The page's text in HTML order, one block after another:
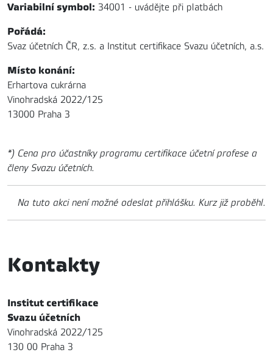
Variabilní symbol: 34001 - uvádějte při platbách
Pořádá:
Svaz účetních ČR, z.s. a Institut certifikace Svazu účetních, a.s.
Místo konání:
Erhartova cukrárna
Vinohradská 2022/125
13000 Praha 3
*) Cena pro účastníky programu certifikace účetní profese a
členy Svazu účetních.
Na tuto akci není možné odeslat přihlášku. Kurz již proběhl.
Kontakty
Institut certifikace
Svazu účetních
Vinohradská 2022/125
130 00 Praha 3